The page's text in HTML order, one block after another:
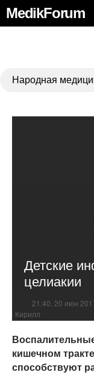
MedikForum
Народная
Детские
целиакии
21:40, 20 июн
Кирилл
кишечном
способствуют